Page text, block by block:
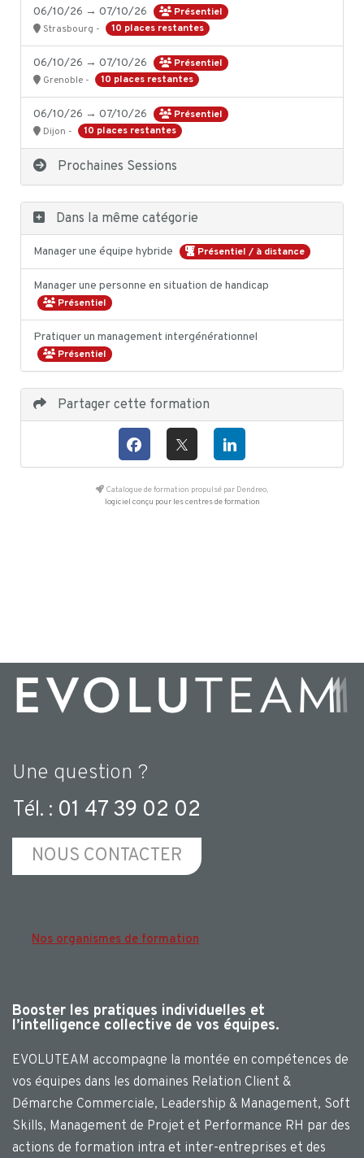
06/10/26 → 07/10/26
Présentiel
Strasbourg -
10 places restantes
06/10/26 → 07/10/26
Présentiel
Grenoble -
10 places restantes
06/10/26 → 07/10/26
Présentiel
Dijon -
10 places restantes
Prochaines Sessions
Dans la même catégorie
Manager une équipe hybride Présentiel / à distance
Manager une personne en situation de handicap
Présentiel
Pratiquer un management intergénérationnel
Présentiel
Partager cette formation
Catalogue de formation propulsé par Dendreo,
logiciel conçu pour les centres de formation
Une question ?
Tél. : 01 47 39 02 02
NOUS CONTACTER
Nos organismes de formation
Booster les pratiques individuelles et
l’intelligence collective de vos équipes.
EVOLUTEAM accompagne la montée en compétences de
vos équipes dans les domaines Relation Client &
Démarche Commerciale, Leadership & Management, Soft
Skills, Management de Projet et Performance RH par des
actions de formation intra et inter-entreprises et des